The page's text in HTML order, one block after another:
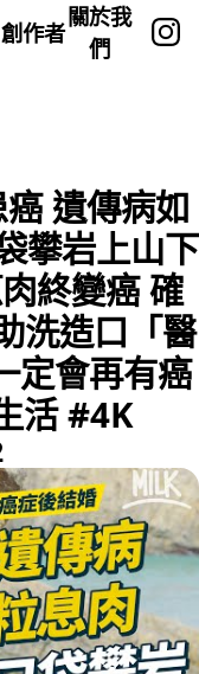
創作者
關於我
們
遺傳病如
攀岩上山下
終變癌 確
洗造口「醫
定會再有癌
活 #4K